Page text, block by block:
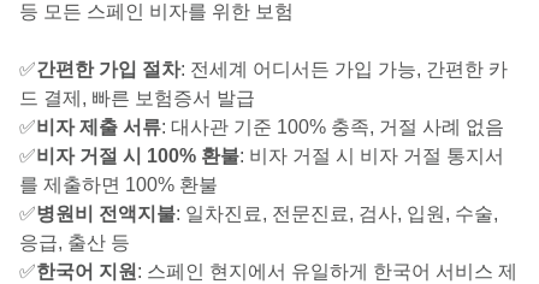
등 모든 스페인 비자를 위한 보험
✅간편한 가입 절차: 전세계 어디서든 가입 가능, 간편한 카
드 결제, 빠른 보험증서 발급
✅비자 제출 서류: 대사관 기준 100% 충족, 거절 사례 없음
✅비자 거절 시 100% 환불: 비자 거절 시 비자 거절 통지서
를 제출하면 100% 환불
✅병원비 전액지불: 일차진료, 전문진료, 검사, 입원, 수술,
응급, 출산 등
✅한국어 지원 : 스페인 현지에서 유일하게 한국어 서비스 제